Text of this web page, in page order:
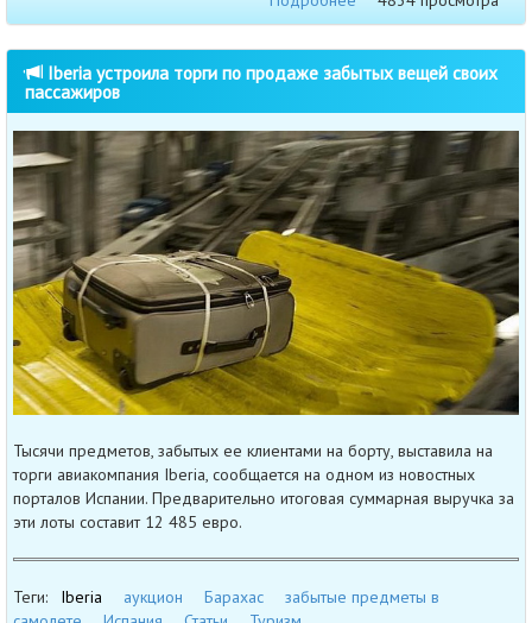
Iberia устроила торги по продаже забытых вещей своих
пассажиров
Тысячи предметов, забытых ее клиентами на борту, выставила на
торги авиакомпания Iberia, сообщается на одном из новостных
порталов Испании. Предварительно итоговая суммарная выручка за
эти лоты составит 12 485 евро.
Теги: Iberia аукцион Барахас
забытые предметы в